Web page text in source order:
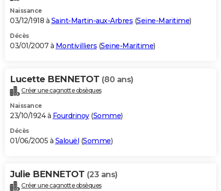
Naissance
03/12/1918 à Saint-Martin-aux-Arbres (Seine-Maritime)
Décès
03/01/2007 à Montivilliers (Seine-Maritime)
Lucette BENNETOT (80 ans)
Créer une cagnotte obsèques
Naissance
23/10/1924 à Fourdrinoy(Somme)
Décès
01/06/2005 à Salouël (Somme)
Julie BENNETOT (23 ans)
Créer une cagnotte obsèques